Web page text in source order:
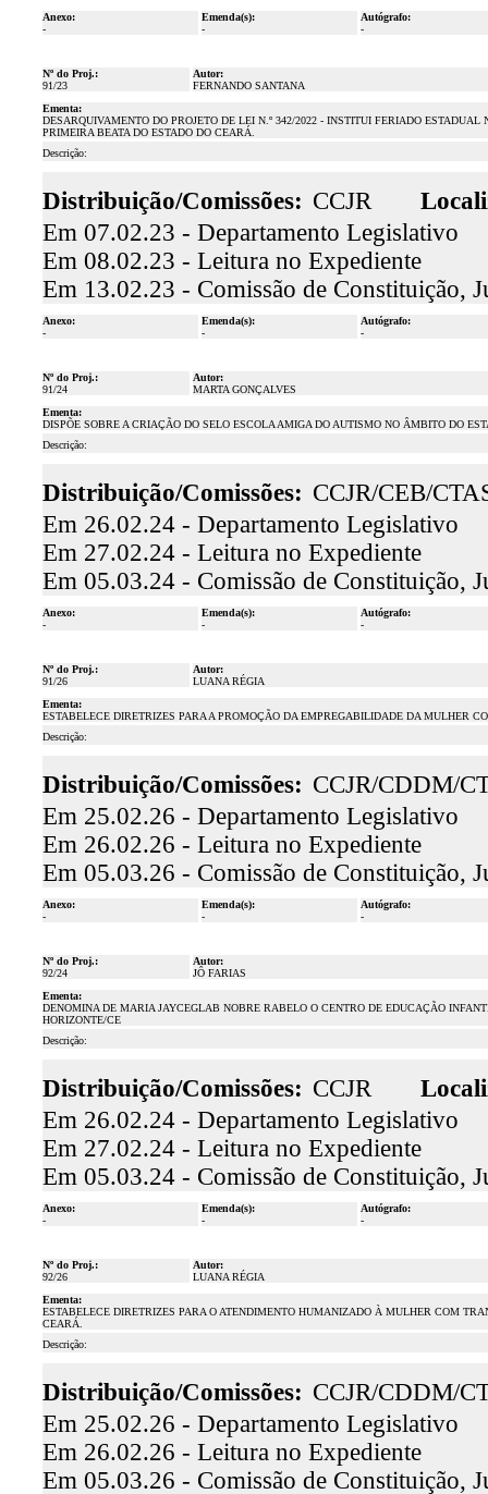
Anexo:
-
Emenda(s):
-
Autógrafo:
-
Nº do Proj.:
91/23
Autor:
FERNANDO SANTANA
Ementa:
DESARQUIVAMENTO DO PROJETO DE LEI N.º 342/2022 - INSTITUI FERIADO
PRIMEIRA BEATA DO ESTADO DO CEARÁ.
Descrição:
Distribuição/Comissões: CCJR
Em 07.02.23 - Departamento Legislativo
Em 08.02.23 - Leitura no Expediente
Em 13.02.23 - Comissão de Constituição,
Anexo:
-
Emenda(s):
-
Autógrafo:
-
Nº do Proj.:
91/24
Autor:
MARTA GONÇALVES
Ementa:
DISPÕE SOBRE A CRIAÇÃO DO SELO ESCOLA AMIGA DO AUTISMO NO ÂMBITO DO
Descrição:
Distribuição/Comissões: CCJR/CEB/
Em 26.02.24 - Departamento Legislativo
Em 27.02.24 - Leitura no Expediente
Em 05.03.24 - Comissão de Constituição,
Anexo:
-
Emenda(s):
-
Autógrafo:
-
Nº do Proj.:
91/26
Autor:
LUANA RÉGIA
Ementa:
ESTABELECE DIRETRIZES PARA A PROMOÇÃO DA EMPREGABILIDADE DA MULHER
Descrição:
Distribuição/Comissões: CCJR/CDDM/
Em 25.02.26 - Departamento Legislativo
Em 26.02.26 - Leitura no Expediente
Em 05.03.26 - Comissão de Constituição,
Anexo:
-
Emenda(s):
-
Autógrafo:
-
Nº do Proj.:
92/24
Autor:
JÔ FARIAS
Ementa:
DENOMINA DE MARIA JAYCEGLAB NOBRE RABELO O CENTRO DE EDUCAÇÃO
HORIZONTE/CE
Descrição:
Distribuição/Comissões: CCJR
Em 26.02.24 - Departamento Legislativo
Em 27.02.24 - Leitura no Expediente
Em 05.03.24 - Comissão de Constituição,
Anexo:
-
Emenda(s):
-
Autógrafo:
-
Nº do Proj.:
92/26
Autor:
LUANA RÉGIA
Ementa:
ESTABELECE DIRETRIZES PARA O ATENDIMENTO HUMANIZADO À MULHER COM
CEARÁ.
Descrição:
Distribuição/Comissões: CCJR/CDDM/
Em 25.02.26 - Departamento Legislativo
Em 26.02.26 - Leitura no Expediente
Em 05.03.26 - Comissão de Constituição,